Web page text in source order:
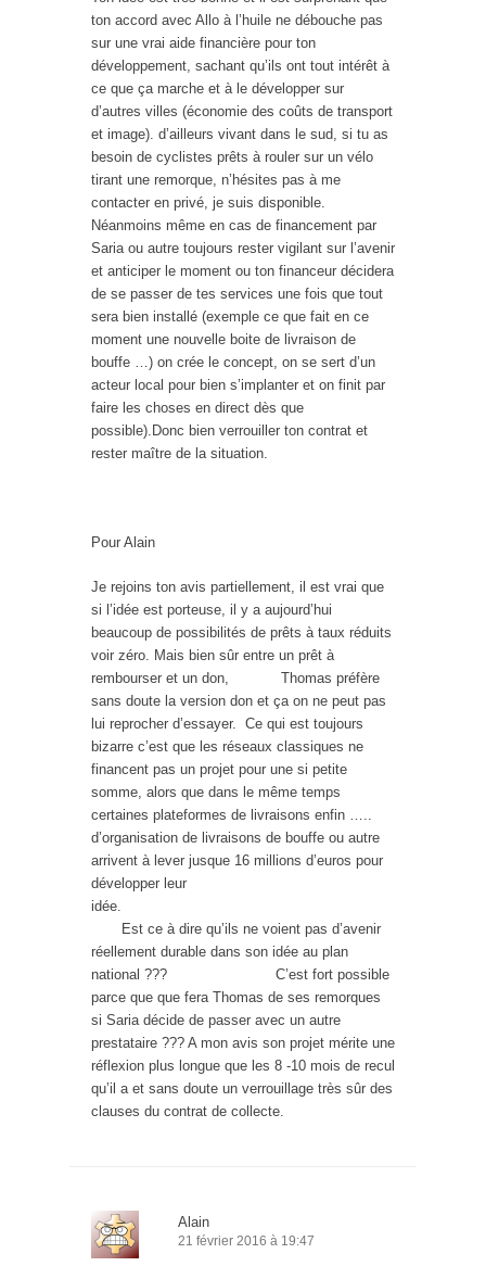
ton accord avec Allo à l’huile ne débouche pas
sur une vrai aide financière pour ton
développement, sachant qu’ils ont tout intérêt à
ce que ça marche et à le développer sur
d’autres villes (économie des coûts de transport
et image). d’ailleurs vivant dans le sud, si tu as
besoin de cyclistes prêts à rouler sur un vélo
tirant une remorque, n’hésites pas à me
contacter en privé, je suis disponible.
Néanmoins même en cas de financement par
Saria ou autre toujours rester vigilant sur l’avenir
et anticiper le moment ou ton financeur décidera
de se passer de tes services une fois que tout
sera bien installé (exemple ce que fait en ce
moment une nouvelle boite de livraison de
bouffe …) on crée le concept, on se sert d’un
acteur local pour bien s’implanter et on finit par
faire les choses en direct dès que
possible).Donc bien verrouiller ton contrat et
rester maître de la situation.
Pour Alain
Je rejoins ton avis partiellement, il est vrai que
si l’idée est porteuse, il y a aujourd’hui
beaucoup de possibilités de prêts à taux réduits
voir zéro. Mais bien sûr entre un prêt à
rembourser et un don, Thomas préfère
sans doute la version don et ça on ne peut pas
lui reprocher d’essayer. Ce qui est toujours
bizarre c’est que les réseaux classiques ne
financent pas un projet pour une si petite
somme, alors que dans le même temps
certaines plateformes de livraisons enfin …..
d’organisation de livraisons de bouffe ou autre
arrivent à lever jusque 16 millions d’euros pour
développer leur
idée.
Est ce à dire qu’ils ne voient pas d’avenir
réellement durable dans son idée au plan
national ??? C’est fort possible
parce que que fera Thomas de ses remorques
si Saria décide de passer avec un autre
prestataire ??? A mon avis son projet mérite une
réflexion plus longue que les 8 -10 mois de recul
qu’il a et sans doute un verrouillage très sûr des
clauses du contrat de collecte.
Alain
21 février 2016 à 19:47